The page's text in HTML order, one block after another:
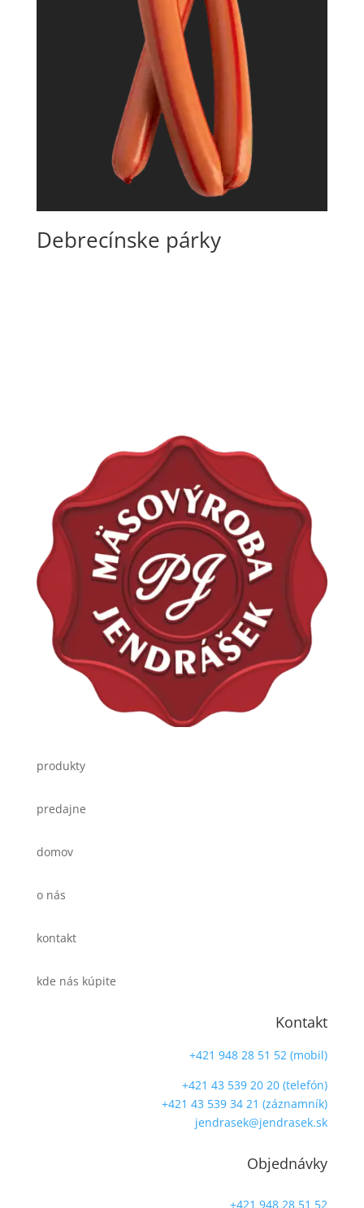
Debrecínske párky
produkty
predajne
domov
o nás
kontakt
kde nás kúpite
Kontakt
+421 948 28 51 52 (mobil)
+421 43 539 20 20 (telefón)
+421 43 539 34 21 (záznamník)
jendrasek@jendrasek.sk
Objednávky
+421 948 28 51 52